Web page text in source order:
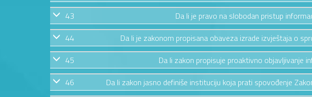
43
Da li je pravo na slobodan pristup
44
Da li je zakonom propisana obaveza izrade izvještaja o
45
Da li zakon propisuje proaktivno objavljivanje
46
Da li zakon jasno definiše instituciju koja prati spovođenje